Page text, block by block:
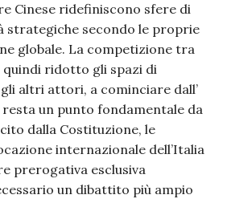
Cinese ridefiniscono sfere di
strategiche secondo le proprie
globale. La competizione tra
quindi ridotto gli spazi di
altri attori, a cominciare dall’
resta un punto fondamentale da
dalla Costituzione, le
internazionale dell’Italia
prerogativa esclusiva
un dibattito più ampio